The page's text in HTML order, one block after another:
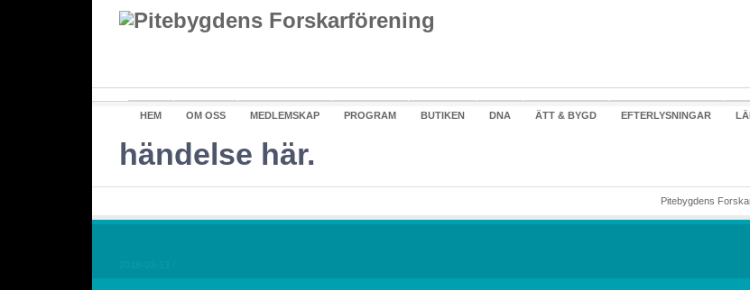
HEM OM OSS MEDLEMSKAP PROGRAM BUTIKEN DNA ÄTT & BYGD EFTERLYSNINGAR
händelse här.
Pitebygdens